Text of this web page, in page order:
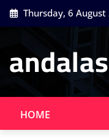
Skip
to
Thursday, 6 August
HOME